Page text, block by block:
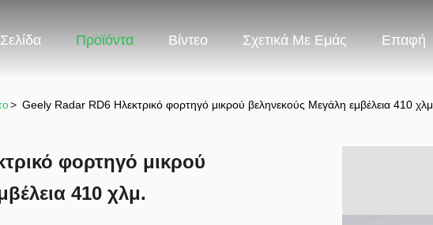
Προϊόντα Βίντεο Σχετικά Με Εμάς Επαφή
> Geely Radar RD6 Ηλεκτρικό φορτηγό μικρού βεληνεκούς Μεγάλη εμβέλεια 410 χλμ.
φορτηγό μικρού
410 χλμ.